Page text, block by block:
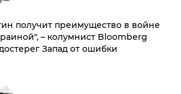
получит преимущество в войне
– колумнист Bloomberg
Запад от ошибки